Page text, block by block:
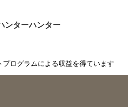
ンターハンター
ログラムによる収益を得ています